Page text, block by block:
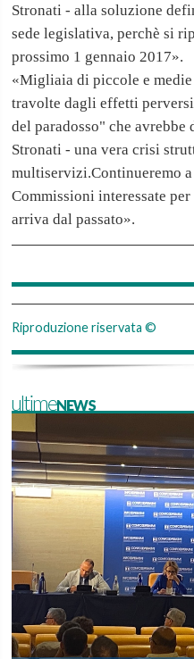
Stronati - alla soluzione
sede legislativa, perchè si
prossimo 1 gennaio 2017».
«Migliaia di piccole e medie
travolte dagli effetti
del paradosso" che avrebbe
Stronati - una vera crisi
multiservizi.Continueremo
Commissioni interessate
arriva dal passato».
Riproduzione riservata ©
ultimeNEWS